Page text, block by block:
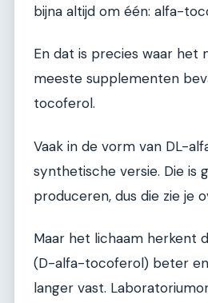
bijna altijd om één: alfa-
En dat is precies waar het
meeste supplementen
tocoferol.
Vaak in de vorm van DL-
synthetische versie. Die is
produceren, dus die zie je
Maar het lichaam herkent
(D-alfa-tocoferol) beter
langer vast.